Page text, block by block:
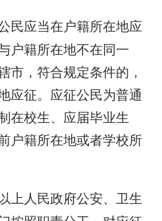
民应当在户籍所在地应
户籍所在地不在同一
市，符合规定条件的，
应征。应征公民为普通
在校生、应届毕业生
户籍所在地或者学校所
上人民政府公安、卫生